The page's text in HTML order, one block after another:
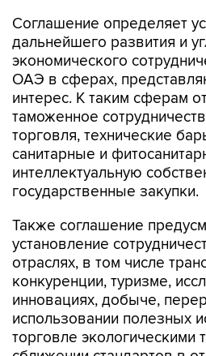
Соглашение определяет
дальнейшего развития и
экономического
ОАЭ в сферах,
интерес. К таким сферам
таможенное
торговля, технические
санитарные и
интеллектуальную
государственные закупки.
Также соглашение
установление
отраслях, в том числе
конкуренции, туризме,
инновациях, добыче,
использовании полезных
торговле экологическими